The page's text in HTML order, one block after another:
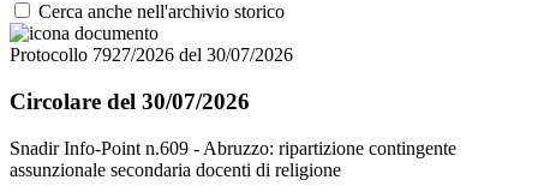
Cerca anche nell'archivio storico
Protocollo 7927/2026 del 30/07/2026
Circolare del 30/07/2026
Snadir Info-Point n.609 - Abruzzo: ripartizione contingente
assunzionale secondaria docenti di religione